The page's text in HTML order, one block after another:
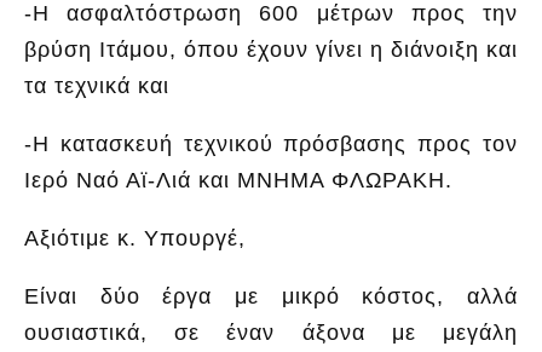
-Η ασφαλτόστρωση 600 μέτρων προς την
βρύση Ιτάμου, όπου έχουν γίνει η διάνοιξη και
τα τεχνικά και
-Η κατασκευή τεχνικού πρόσβασης προς τον
Ιερό Ναό Αϊ-Λιά και ΜΝΗΜΑ ΦΛΩΡΑΚΗ.
Αξιότιμε κ. Υπουργέ,
Είναι δύο έργα με μικρό κόστος, αλλά
ουσιαστικά, σε έναν άξονα με μεγάλη